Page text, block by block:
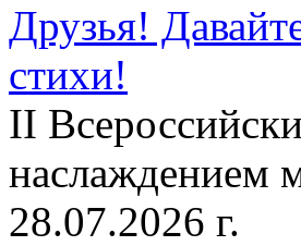
Друзья!
стихи!
II
наслаждением
28.07.2026 г.